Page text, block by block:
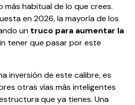
más habitual de lo que crees.
en 2026, la mayoría de los
un truco para aumentar la
tener que pasar por este
inversión de este calibre, es
otras vías más inteligentes
que ya tienes. Una